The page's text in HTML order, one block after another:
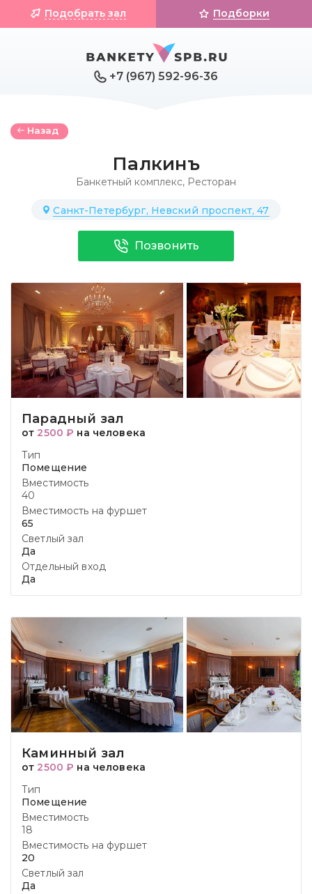
+7 (967) 592-96-36
Подобрать зал Подборки
Назад
Палкинъ
Банкетный комплекс, Ресторан
Санкт-Петербург, Невский проспект, 47
Позвонить
Парадный зал
от 2500 ₽ на человека
Тип
Помещение
Вместимость
40
Вместимость на фуршет
65
Светлый зал
Да
Отдельный вход
Да
Каминный зал
от 2500 ₽ на человека
Тип
Помещение
Вместимость
18
Вместимость на фуршет
20
Светлый зал
Да